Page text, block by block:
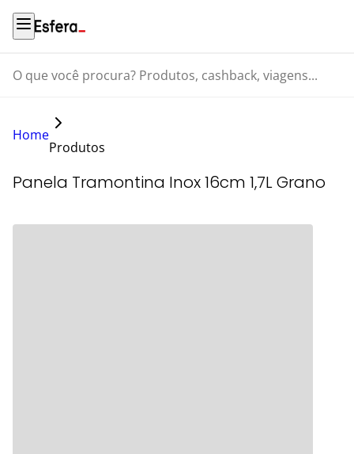
O que você procura? Produtos, cashback, viagens...
Home
Produtos
Panela Tramontina Inox 16cm 1,7L Grano